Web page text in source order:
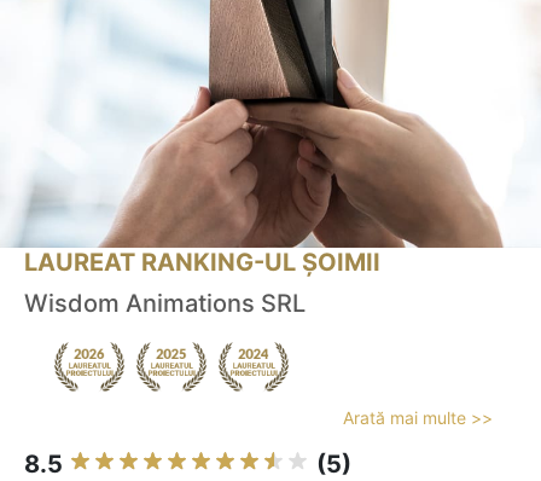
LAUREAT RANKING-UL ȘOIMII
Wisdom Animations SRL
Arată mai multe >>
8.5 (5)